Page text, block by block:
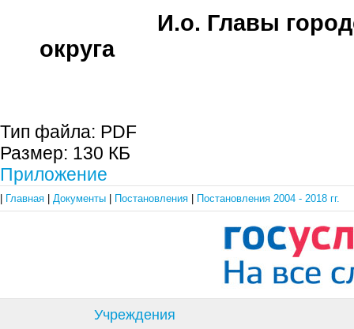
И.о. Главы
округа Н.Н.
Тип файла: PDF
Размер: 130 КБ
Приложение
Главная Документы Постановления Постановления 2004 - 2018 гг.
Учреждения